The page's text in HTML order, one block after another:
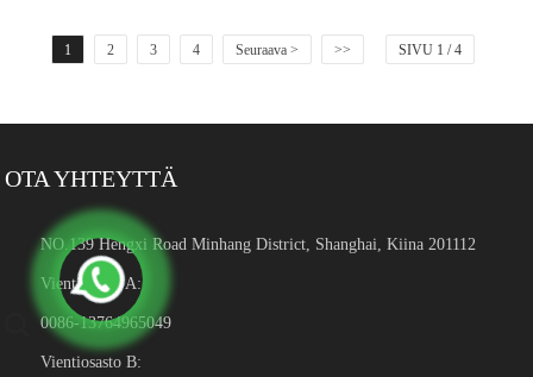
1 2 3 4 Seuraava > >> SIVU 1 / 4
OTA YHTEYTTÄ
NO.139 Hengxi Road Minhang District, Shanghai, Kiina 201112
Vientiosasto A:
0086-13764965049
Vientiosasto B: